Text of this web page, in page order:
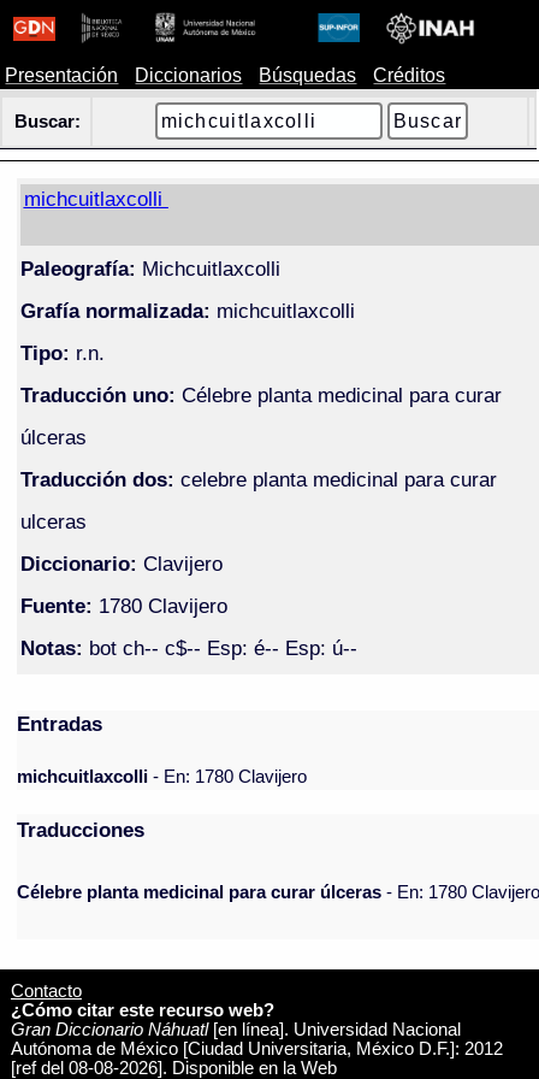
Presentación Diccionarios Búsquedas Créditos
Buscar:
michcuitlaxcolli
Paleografía: Michcuitlaxcolli
Grafía normalizada: michcuitlaxcolli
Tipo: r.n.
Traducción uno: Célebre planta medicinal para curar
úlceras
Traducción dos: celebre planta medicinal para curar
ulceras
Diccionario: Clavijero
Fuente: 1780 Clavijero
Notas: bot ch-- c$-- Esp: é-- Esp: ú--
Entradas
michcuitlaxcolli- En: 1780 Clavijero
Traducciones
Célebre planta medicinal para curar úlceras - En: 1780
Contacto
¿Cómo citar este recurso web?
Gran Diccionario Náhuatl[en línea]. Universidad Nacional
Autónoma de México [Ciudad Universitaria, México D.F.]: 2012
[ref del 08-08-2026]. Disponible en la Web